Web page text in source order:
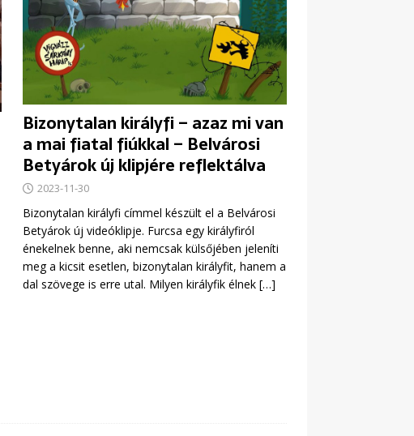
Bizonytalan királyfi – azaz mi van
a mai fiatal fiúkkal – Belvárosi
Betyárok új klipjére reflektálva
2023-11-30
Bizonytalan királyfi címmel készült el a Belvárosi
Betyárok új videóklipje. Furcsa egy királyfiról
énekelnek benne, aki nemcsak külsőjében jeleníti
meg a kicsit esetlen, bizonytalan királyfit, hanem a
dal szövege is erre utal. Milyen királyfik élnek […]